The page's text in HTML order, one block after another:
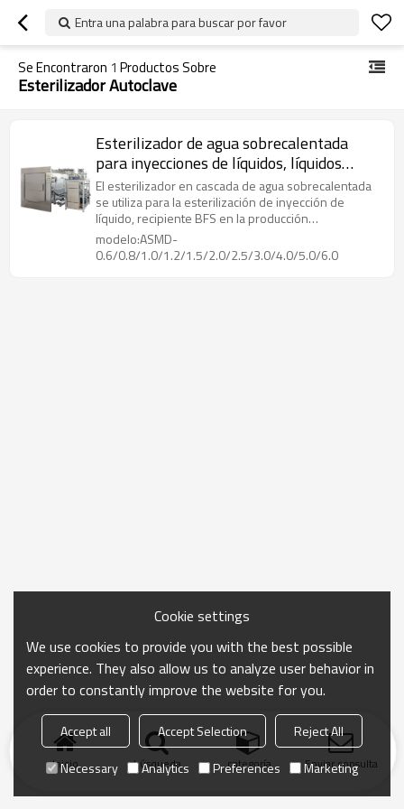
Entra una palabra para buscar por favor
Se Encontraron 1 Productos Sobre
Esterilizador Autoclave
Esterilizador de agua sobrecalentada
para inyecciones de líquidos, líquidos
orales, serie ASMD: 600~6000 litros
El esterilizador en cascada de agua sobrecalentada
se utiliza para la esterilización de inyección de
líquido, recipiente BFS en la producción
farmacéutica.
modelo:ASMD-
0.6/0.8/1.0/1.2/1.5/2.0/2.5/3.0/4.0/5.0/6.0
Inicio búsqueda categoría Enviar consulta
Cookie settings
We use cookies to provide you with the best possible
experience. They also allow us to analyze user behavior in
order to constantly improve the website for you.
Accept all Accept Selection
Reject All
Necessary
Analytics Preferences Marketing